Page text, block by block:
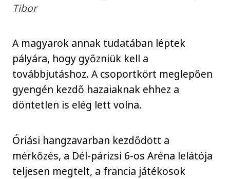
Tibor
A magyarok annak tudatában léptek
pályára, hogy győzniük kell a
továbbjutáshoz. A csoportkört meglepően
gyengén kezdő hazaiaknak ehhez a
döntetlen is elég lett volna.
Óriási hangzavarban kezdődött a
mérkőzés, a Dél-párizsi 6-os Aréna lelátója
teljesen megtelt, a francia játékosok